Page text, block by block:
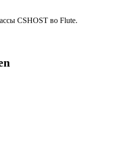
CSHOST во Flute.